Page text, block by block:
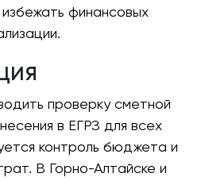
финансовых
проверку сметной
в ЕГРЗ для всех
контроль бюджета и
В Горно-Алтайске и